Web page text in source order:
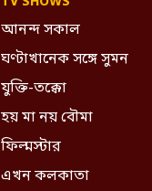
আনন্দ সকাল
ঘণ্টাখানেক সঙ্গে সুমন
যুক্তি-তক্কো
হয় মা নয় বৌমা
ফিল্মস্টার
এখন কলকাতা